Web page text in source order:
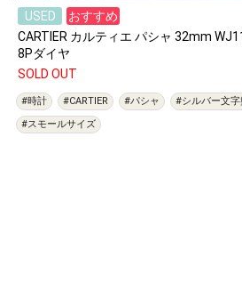
USED
おすすめ
CARTIER カルティエ パシャ 32mm
8Pダイヤ
SOLD OUT
#時計 #CARTIER #パシャ #シルバー文字
#スモールサイズ